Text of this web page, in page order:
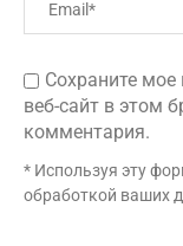
Сохраните
веб-сайт в этом
комментария.
* Используя эту
обработкой ваших